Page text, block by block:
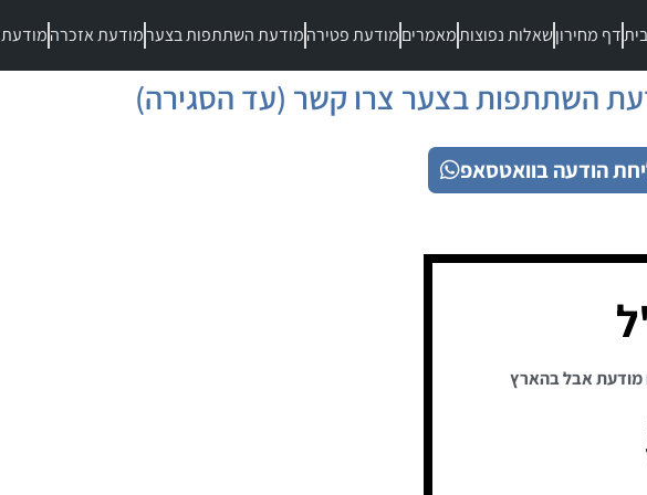
דף מחירוןשאלות נפוצותמאמריםמודעת פטירהמודעת השתתפות בצערמודעת אזכרה
השתתפות בצער צרו קשר (עד הסגירה)
הודעה בוואטסאפ
מודעת אבל בהארץ